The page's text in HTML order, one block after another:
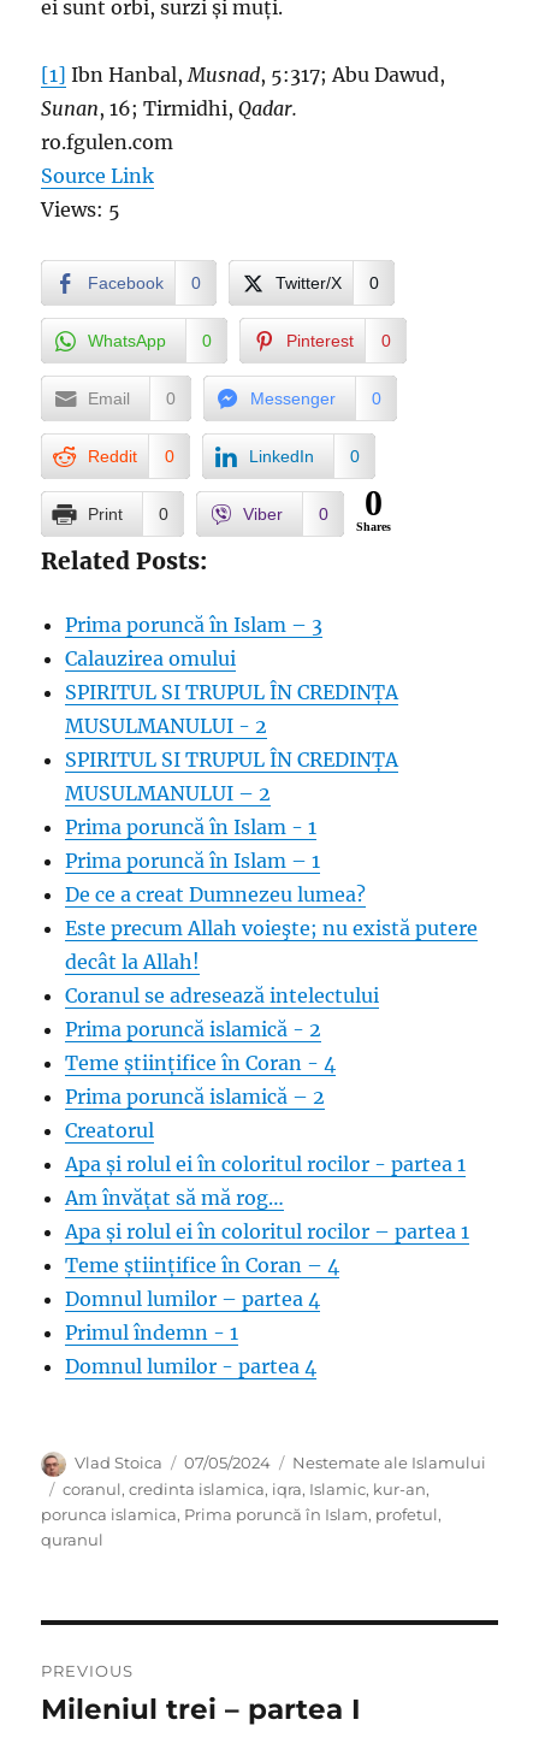
ei sunt orbi, surzi și muți.
[1] Ibn Hanbal,Musnad, 5:317; Abu Dawud,
Sunan, 16; Tirmidhi,Qadar.
ro.fgulen.com
Source Link
Views: 5
Facebook 0 Twitter/X 0
WhatsApp 0 Pinterest 0
Email 0 Messenger 0
Reddit 0 LinkedIn 0
Print 0 Viber 0 0
Shares
Related Posts:
Prima poruncă în Islam – 3
Calauzirea omului
SPIRITUL SI TRUPUL ÎN CREDINȚA
MUSULMANULUI - 2
SPIRITUL SI TRUPUL ÎN CREDINȚA
MUSULMANULUI – 2
Prima poruncă în Islam - 1
Prima poruncă în Islam – 1
De ce a creat Dumnezeu lumea?
Este precum Allah voieşte; nu există putere
decât la Allah!
Coranul se adresează intelectului
Prima poruncă islamică - 2
Teme științifice în Coran - 4
Prima poruncă islamică – 2
Creatorul
Apa și rolul ei în coloritul rocilor - partea 1
Am învățat să mă rog…
Apa și rolul ei în coloritul rocilor – partea 1
Teme științifice în Coran – 4
Domnul lumilor – partea 4
Primul îndemn - 1
Domnul lumilor - partea 4
Author
Vlad Stoica
Posted
on
07/05/2024 Categories
Nestemate ale Islamului
Tags
coranul,credinta islamica, iqra, Islamic, kur-an,
porunca islamica, Prima poruncă în Islam, profetul,
quranul
navigation
PREVIOUS
Previous
Mileniul trei – partea I